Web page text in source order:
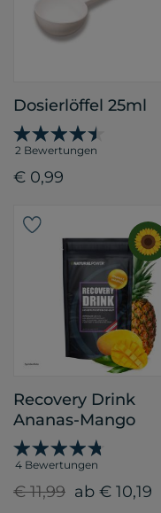
Dosierlöffel 25ml
2 Bewertungen
€ 0,99
Recovery Drink
Ananas-Mango
4 Bewertungen
€ 11,99 ab € 10,19